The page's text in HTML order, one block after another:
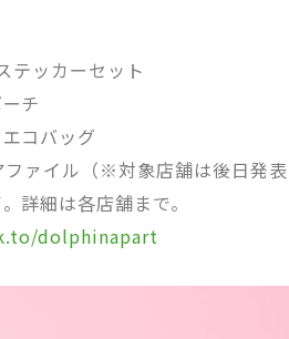
テッカーセット
チ
コバッグ
ァイル（※対象店舗は後日発表
詳細は各店舗まで。
dolphinapart